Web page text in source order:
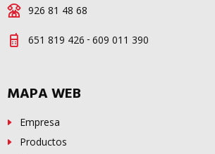
926 81 48 68
651 819 426 - 609 011 390
MAPA WEB
Empresa
Productos